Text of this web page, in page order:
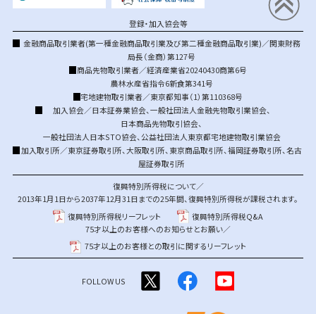
登録・加入協会等
金融商品取引業者(第一種金融商品取引業及び第二種金融商品取引業)／関東財務
局長（金商）第127号
商品先物取引業者／経済産業省20240430商第6号
農林水産省指令6新食第341号
宅地建物取引業者／東京都知事（1）第110368号
加入協会／日本証券業協会、 一般社団法人金融先物取引業協会、
日本商品先物取引協会、
一般社団法人日本STO協会、 公益社団法人東京都宅地建物取引業協会
加入取引所／東京証券取引所、大阪取引所、 東京商品取引所、福岡証券取引所、名古
屋証券取引所
復興特別所得税について／
2013年1月1日から2037年12月31日までの25年間、復興特別所得税が課税されます。
復興特別所得税リーフレット
復興特別所得税Q&A
75才以上のお客様へのお知らせとお願い／
75才以上のお客様との取引に関するリーフレット
FOLLOW US